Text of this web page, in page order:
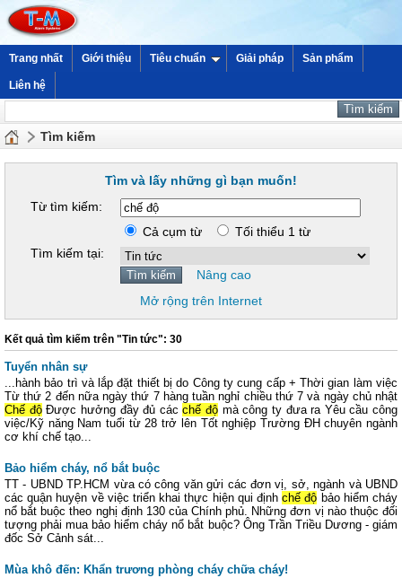
Trang nhất Giới thiệu Tiêu chuẩn Giải pháp Sản phẩm
Liên hệ
Tìm kiếm
Tìm và lấy những gì bạn muốn!
Từ tìm kiếm:
Cả cụm từ
Tối thiểu 1 từ
Tìm kiếm tại:
Nâng cao
Mở rộng trên Internet
Kết quả tìm kiếm trên "Tin tức": 30
Tuyển nhân sự
...hành bảo trì và lắp đặt thiết bị do Công ty cung cấp + Thời gian làm việc
Từ thứ 2 đến nữa ngày thứ 7 hàng tuần nghỉ chiều thứ 7 và ngày chủ nhật
Chế độĐược hưởng đầy đủ cácchế độ mà công ty đưa ra Yêu cầu công
việc/Kỹ năng Nam tuổi từ 28 trở lên Tốt nghiệp Trường ĐH chuyên ngành
cơ khí chế tạo...
Bảo hiểm cháy, nổ bắt buộc
TT - UBND TP.HCM vừa có công văn gửi các đơn vị, sở, ngành và UBND
các quận huyện về việc triển khai thực hiện qui địnhchế độ bảo hiểm cháy
nổ bắt buộc theo nghị định 130 của Chính phủ. Những đơn vị nào thuộc đối
tượng phải mua bảo hiểm cháy nổ bắt buộc? Ông Trần Triều Dương - giám
đốc Sở Cảnh sát...
Mùa khô đến: Khẩn trương phòng cháy chữa cháy!